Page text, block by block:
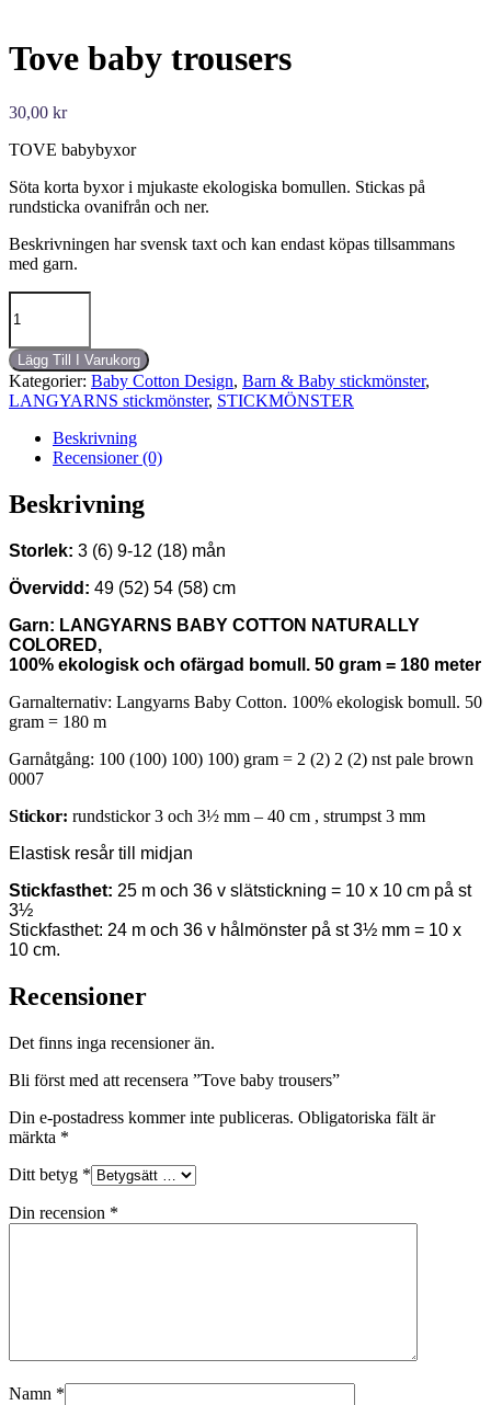
Tove baby trousers
30,00 kr
TOVE babybyxor
Söta korta byxor i mjukaste ekologiska bomullen. Stickas på
rundsticka ovanifrån och ner.
Beskrivningen har svensk taxt och kan endast köpas tillsammans
med garn.
Tove
baby
mängd
Lägg Till I Varukorg
Kategorier: Baby Cotton Design, Barn & Baby stickmönster,
LANGYARNS stickmönster, STICKMÖNSTER
Beskrivning
Recensioner (0)
Beskrivning
Storlek: 3 (6) 9-12 (18) mån
Övervidd: 49 (52) 54 (58) cm
Garn: LANGYARNS BABY COTTON NATURALLY
COLORED,
100% ekologisk och ofärgad bomull. 50 gram = 180 meter
Garnalternativ: Langyarns Baby Cotton. 100% ekologisk bomull. 50
gram = 180 m
Garnåtgång: 100 (100) 100) 100) gram = 2 (2) 2 (2) nst pale brown
0007
Stickor: rundstickor 3 och 3½ mm – 40 cm , strumpst 3 mm
Elastisk resår till midjan
Stickfasthet: 25 m och 36 v slätstickning = 10 x 10 cm på st
3½
Stickfasthet: 24 m och 36 v hålmönster på st 3½ mm = 10 x
10 cm.
Recensioner
Det finns inga recensioner än.
Bli först med att recensera ”Tove baby trousers”
Din e-postadress kommer inte publiceras. Obligatoriska fält är
märkta *
Ditt betyg *
Din recension *
Namn *